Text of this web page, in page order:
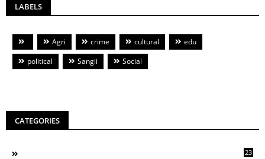
LABELS
Agri crime cultural
edu
political
Sangli Social
CATEGORIES
23